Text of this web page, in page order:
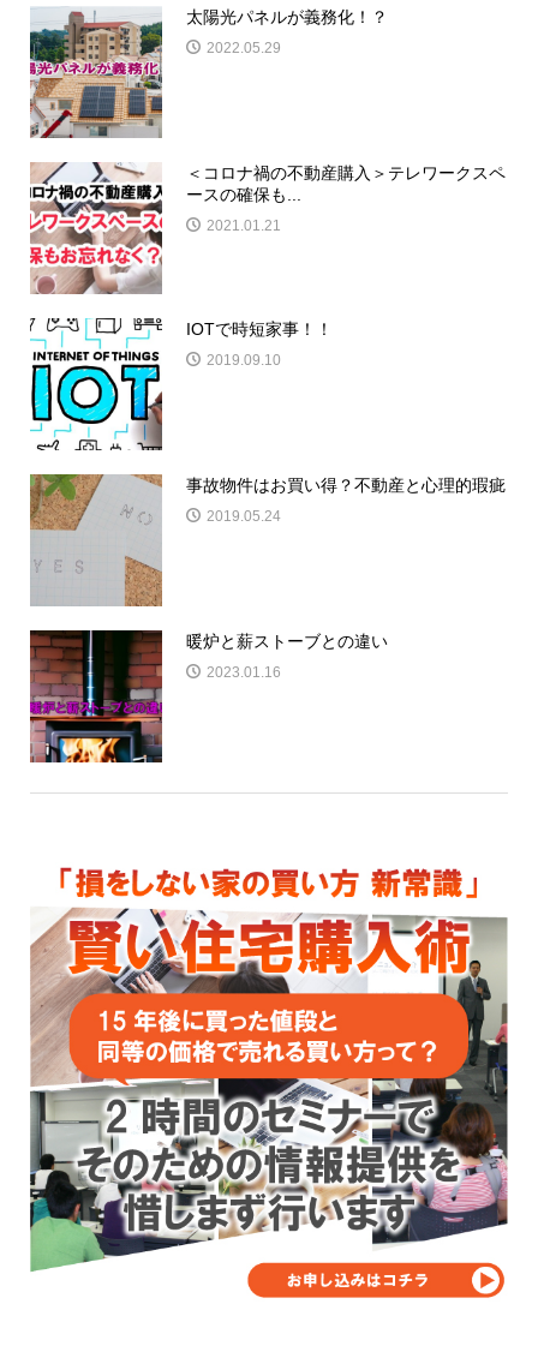
太陽光パネルが義務化！？
2022.05.29
＜コロナ禍の不動産購入＞テレワークスペ
ースの確保も...
2021.01.21
IOTで時短家事！！
2019.09.10
事故物件はお買い得？不動産と心理的瑕疵
2019.05.24
暖炉と薪ストーブとの違い
2023.01.16